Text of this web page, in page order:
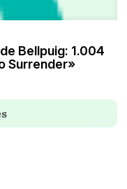
Bellpuig: 1.004
Surrender»